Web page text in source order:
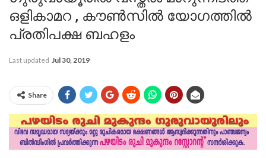
ഒളികാമറ , കൗൺസിൽ യോഗത്തിൽ
പ്രതിപക്ഷ ബഹളം
Last updated Jul 30, 2019
Share